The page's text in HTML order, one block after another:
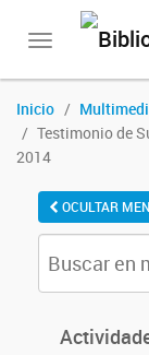
Toggle
Inicio
Testimonio de
2014
OCULTAR